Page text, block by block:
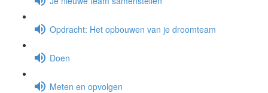
Opdracht: Het opbouwen van je droomteam
Doen
Meten en opvolgen